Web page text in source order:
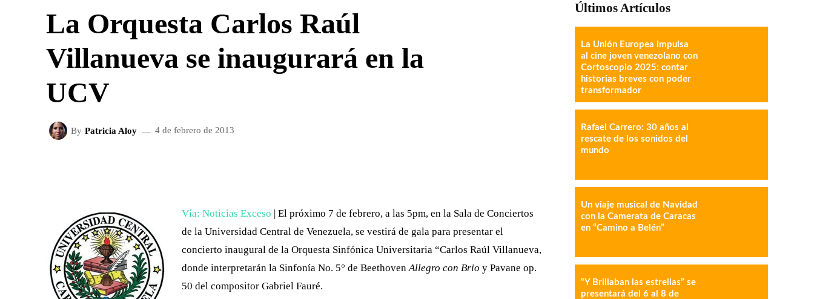
La Orquesta Carlos Raúl
Villanueva se inaugurará en la
UCV
By Patricia Aloy 4 de febrero de 2013
Vía: Noticias Exceso | El próximo 7 de febrero, a las 5pm, en la Sala de Conciertos
de la Universidad Central de Venezuela, se vestirá de gala para presentar el
concierto inaugural de la Orquesta Sinfónica Universitaria “Carlos Raúl Villanueva,
donde interpretarán la Sinfonía No. 5° de BeethovenAllegro con Brio y Pavane op.
50 del compositor Gabriel Fauré.
Últimos Artículos
La Unión Europea impulsa
al cine joven venezolano con
Cortoscopio 2025: contar
historias breves con poder
transformador
Rafael Carrero: 30 años al
rescate de los sonidos del
mundo
Un viaje musical de Navidad
con la Camerata de Caracas
en “Camino a Belén”
“Y Brillaban las estrellas” se
presentará del 6 al 8 de